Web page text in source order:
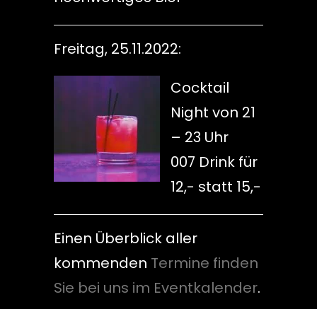
Freitag, 25.11.2022:
Cocktail
Night von 21
– 23 Uhr
007 Drink für
12,- statt 15,-
Einen Überblick aller
kommenden Termine finden
Sie bei uns im Eventkalender.